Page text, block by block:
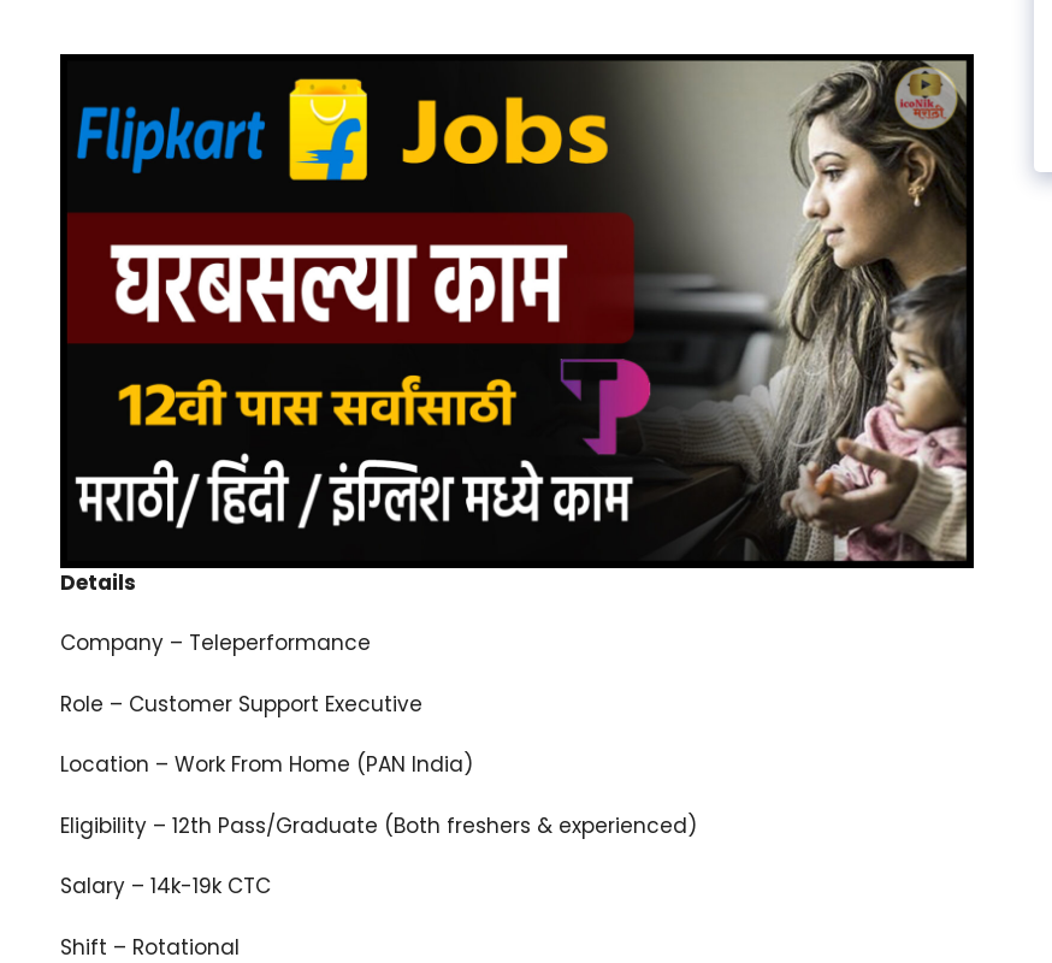
Details
Company – Teleperformance
Role – Customer Support Executive
Location – Work From Home (PAN India)
Eligibility – 12th Pass/Graduate (Both freshers & experienced)
Salary – 14k-19k CTC
Shift – Rotational